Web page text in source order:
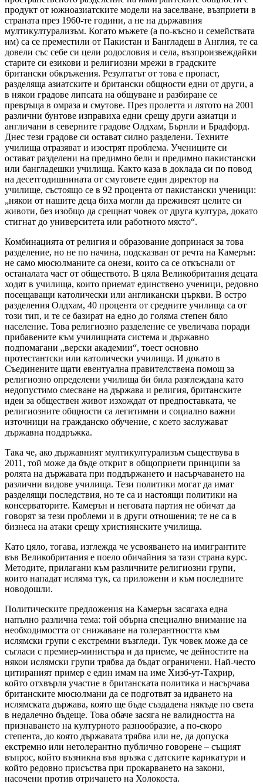
продукт от южноазиатските модели на заселване, възприети в
страната през 1960-те години, а не на държавния
мултикултурализъм. Когато мъжете (а по-късно и семействата
им) са се преместили от Пакистан и Бангладеш в Англия, те са
довели със себе си цели родословия и села, възпроизвеждайки
старите си езикови и религиозни мрежи в градските
британски обкръжения. Резултатът от това е пропаст,
разделяща азиатските и британски общности едни от други, а
в някои градове липсата на общуване и разбиране се
превръща в омраза и смутове. През пролетта и лятото на 2001
различни бунтове изправиха едни срещу други азиатци и
англичани в северните градове Олдхам, Бърнли и Брадфорд.
Днес тези градове си остават силно разделени. Техните
училища отразяват и изострят проблема. Учениците си
остават разделени на предимно бели и предимно пакистански
или бангладешки училища. Както каза в доклада си по повод
на десетгодишнината от смутовете един директор на
училище, състоящо се в 92 процента от пакистански ученици:
„някои от нашите деца биха могли да преживеят целите си
животи, без изобщо да срещнат човек от друга култура, докато
стигнат до университета или работното място“.
Комбинацията от религия и образование допринася за това
разделение, но не по начина, подсказван от речта на Камерън:
не само мюсюлманите са онези, които са се откъснали от
останалата част от обществото. В цяла Великобритания децата
ходят в училища, които приемат единствено ученици, редовно
посещаващи католически или англикански църкви. В остро
разделения Олдхам, 40 процента от средните училища са от
този тип, и те се базират на едно до голяма степен бяло
население. Това религиозно разделение се увеличава поради
прибавените към училищната система и държавно
подпомагани „верски академии“, тоест основно
протестантски или католически училища. И докато в
Съединените щати евентуална правителствена помощ за
религиозно определени училища би била разглеждана като
недопустимо смесване на държава и религия, британските
идеи за обществен живот изхождат от предпоставката, че
религиозните общности са легитимни и социално важни
източници на гражданско обучение, с което заслужават
държавна поддръжка.
Така че, ако държавният мултикултурализъм съществува в
2011, той може да бъде открит в общоприети принципи за
ролята на държавата при поддържането и насърчаването на
различни видове училища. Тези политики могат да имат
разделящи последствия, но те са и настоящи политики на
консерваторите. Камерън и неговата партия не обичат да
говорят за тези проблеми и в други отношения; те не са в
бизнеса на атаки срещу християнските училища.
Като цяло, тогава, изглежда че усвояването на имигрантите
във Великобритания е поело обичайния за тази страна курс.
Методите, прилагани към различните религиозни групи,
които нападат исляма тук, са приложени и към последните
новодошли.
Политическите предложения на Камерън засягаха една
напълно различна тема: той обърна специално внимание на
необходимостта от снижаване на толерантността към
ислямски групи с екстремни възгледи. Тук човек може да се
съгласи с премиер-министъра и да приеме, че дейностите на
някои ислямски групи трябва да бъдат ограничени. Най-често
цитираният пример е един имам на име Хизб-ут-Тахрир,
който отхвърля участие в британската политика и насърчава
британските мюсюлмани да се подготвят за идването на
ислямската държава, която ще бъде създадена някъде по света
в недалечно бъдеще. Това обаче засяга не валидността на
признаването на културното разнообразие, а по-скоро
степента, до която държавата трябва или не, да допуска
екстремно или нетолерантно публично говорене – същият
въпрос, който възникна във връзка с датските карикатури и
който редовно присъства при прокарването на закони,
насочени против отричането на Холокоста.